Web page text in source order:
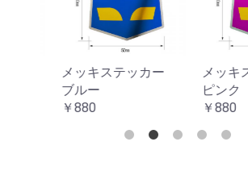
メッキステッカー
ブルー
￥880
メッキ
ピンク
￥880